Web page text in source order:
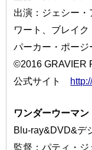
出演：ジェシー・
ワート、ブレイク
パーカー・ポー
©2016 GRAVIER
公式サイト
ワンダーウーマン
Blu-ray&DVD&デ
監督：パティ・ジ